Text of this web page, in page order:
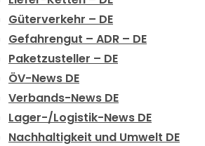
Güterverkehr – DE
Gefahrengut – ADR – DE
Paketzusteller – DE
ÖV-News DE
Verbands-News DE
Lager-/Logistik-News DE
Nachhaltigkeit und Umwelt DE